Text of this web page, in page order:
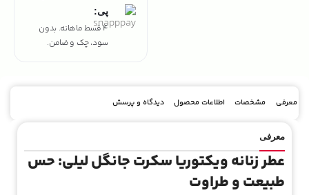
پی:
4 قسط ماهانه. بدون
سود، چک و ضامن.
معرفی مشخصات اطلاعات محصول دیدگاه و پرسش
معرفی
عطر زنانه ویکتوریا سکرت جانگل لیلی: حس
طبیعت و طراوت